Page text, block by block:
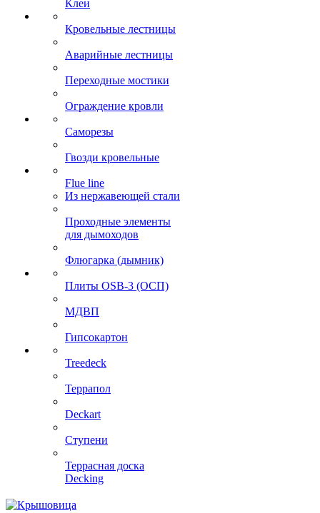
Клеи
Кровельные лестницы
Аварийные лестницы
Переходные мостики
Ограждение кровли
Саморезы
Гвозди кровельные
Flue line
Из нержавеющей стали
Проходные элементы
для дымоходов
Флюгарка (дымник)
Плиты OSB-3 (ОСП)
МДВП
Гипсокартон
Treedeck
Террапол
Deckart
Ступени
Террасная доска
Decking